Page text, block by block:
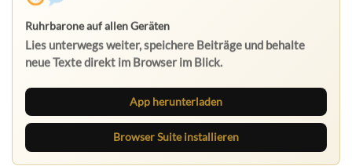
Ruhrbarone auf allen Geräten
Lies unterwegs weiter, speichere Beiträge und behalte
neue Texte direkt im Browser im Blick.
App herunterladen
Browser Suite installieren